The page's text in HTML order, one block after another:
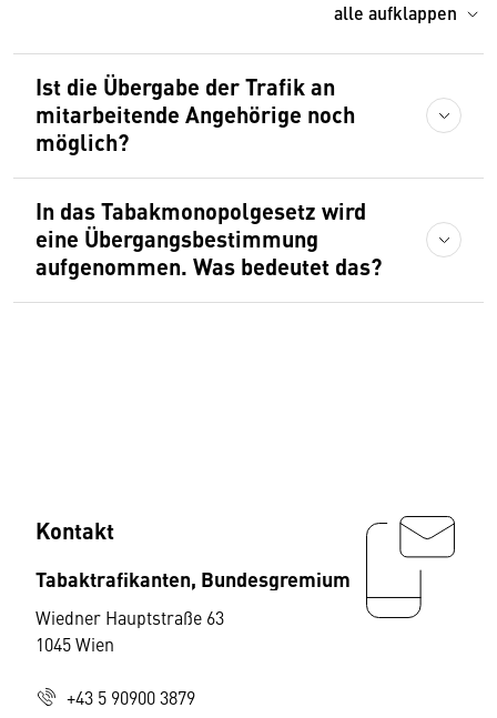
alle aufklappen
Ist die Übergabe der Trafik an
mitarbeitende Angehörige noch
möglich?
In das Tabakmonopolgesetz wird
eine Übergangsbestimmung
aufgenommen. Was bedeutet das?
Kontakt
Tabaktrafikanten, Bundesgremium
Wiedner Hauptstraße 63
1045 Wien
+43 5 90900 3879